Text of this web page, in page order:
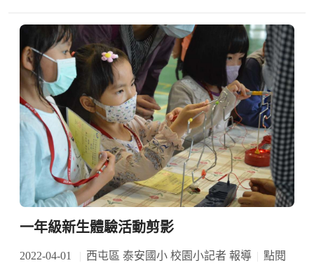
一年級新生體驗活動剪影
2022-04-01 西屯區 泰安國小 校園小記者 報導
點閱